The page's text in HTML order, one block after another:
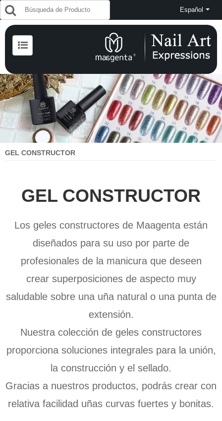
Español
GEL CONSTRUCTOR
GEL CONSTRUCTOR
Los geles constructores de Maagenta están
diseñados para su uso por parte de
profesionales de la manicura que deseen
crear superposiciones de aspecto muy
saludable sobre una uña natural o una punta de
extensión.
Nuestra colección de geles constructores
proporciona soluciones integrales para la unión,
la construcción y el sellado.
Gracias a nuestros productos, podrás crear con
relativa facilidad uñas curvas fuertes y bonitas.